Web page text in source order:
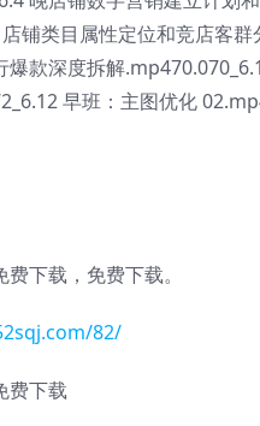
铺类目属性定位和竞店客群
款深度拆解
早班：主图优化
下载，免费下载。
82/
费下载